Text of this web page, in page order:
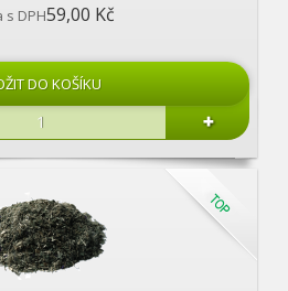
s DPH59,00 Kč